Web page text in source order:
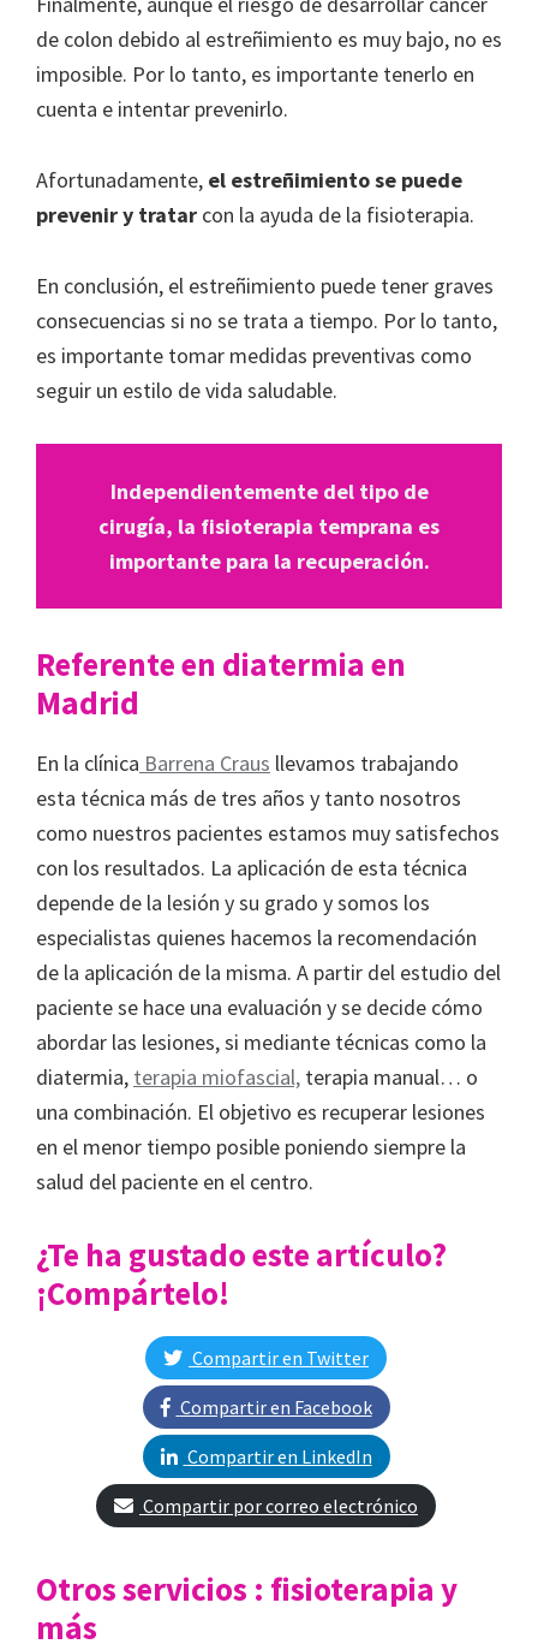
de colon debido al estreñimiento es muy bajo, no es
imposible. Por lo tanto, es importante tenerlo en
cuenta e intentar prevenirlo.
Afortunadamente, el estreñimiento se puede
prevenir y tratar con la ayuda de la fisioterapia.
En conclusión, el estreñimiento puede tener graves
consecuencias si no se trata a tiempo. Por lo tanto,
es importante tomar medidas preventivas como
seguir un estilo de vida saludable.
Independientemente del tipo de
cirugía, la fisioterapia temprana es
importante para la recuperación.
Referente en diatermia en
Madrid
En la clínica Barrena Craus llevamos trabajando
esta técnica más de tres años y tanto nosotros
como nuestros pacientes estamos muy satisfechos
con los resultados. La aplicación de esta técnica
depende de la lesión y su grado y somos los
especialistas quienes hacemos la recomendación
de la aplicación de la misma. A partir del estudio del
paciente se hace una evaluación y se decide cómo
abordar las lesiones, si mediante técnicas como la
diatermia, terapia miofascial, terapia manual… o
una combinación. El objetivo es recuperar lesiones
en el menor tiempo posible poniendo siempre la
salud del paciente en el centro.
¿Te ha gustado este artículo?
¡Compártelo!
Compartir en Twitter
Compartir en Facebook
Compartir en LinkedIn
Compartir por correo electrónico
Otros servicios : fisioterapia y
más